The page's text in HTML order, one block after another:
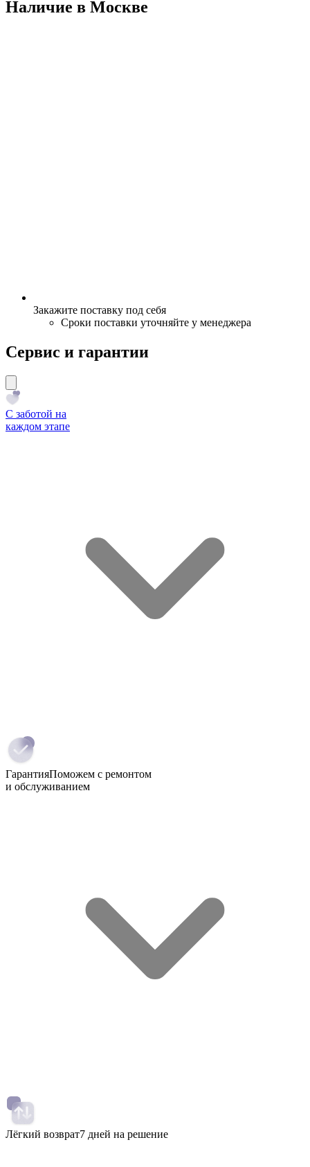
Наличие в Москвe
Закажите поставку под себя
Сроки поставки уточняйте у менеджера
Сервис и гарантии
С заботой на
каждом этапе
ГарантияПоможем с ремонтом
и обслуживанием
Лёгкий возврат7 дней на решение